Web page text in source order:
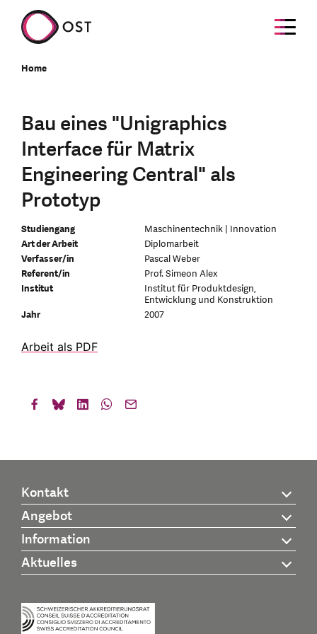
Home
Bau eines "Unigraphics
Interface für Matrix
Engineering Central" als
Prototyp
Studiengang
Maschinentechnik | Innovation
Art der Arbeit
Diplomarbeit
Verfasser/in
Pascal Weber
Referent/in
Prof. Simeon Alex
Institut
Institut für Produktdesign,
Entwicklung und Konstruktion
Jahr
2007
Arbeit als PDF
Kontakt
Angebot
Information
Aktuelles